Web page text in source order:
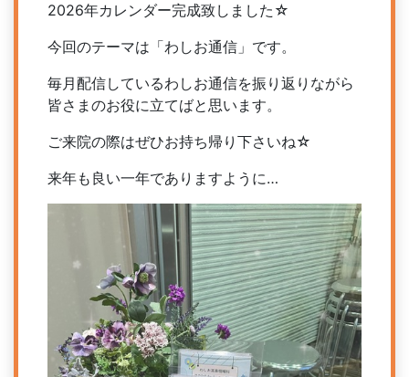
2026年カレンダー完成致しました☆
今回のテーマは「わしお通信」です。
毎月配信しているわしお通信を振り返りながら
皆さまのお役に立てばと思います。
ご来院の際はぜひお持ち帰り下さいね☆
来年も良い一年でありますように…